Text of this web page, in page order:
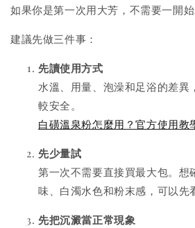
如果你是第一次用大芳，不需要一開始
建議先做三件事：
先讀使用方式
水溫、用量、泡澡和足浴的差異
較安全。
白磺溫泉粉怎麼用？官方使用教
先少量試
第一次不需要直接買最大包。想
味、白濁水色和粉末感，可以先
先把沉澱當正常現象